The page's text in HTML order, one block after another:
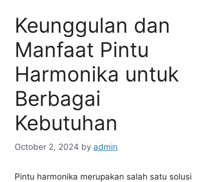
Keunggulan dan
Manfaat Pintu
Harmonika untuk
Berbagai
Kebutuhan
October 2, 2024 by admin
Pintu harmonika merupakan salah satu solusi